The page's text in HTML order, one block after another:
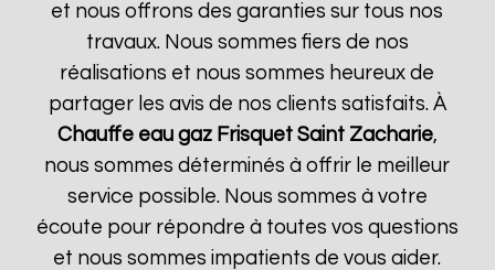
et nous offrons des garanties sur tous nos
travaux. Nous sommes fiers de nos
réalisations et nous sommes heureux de
partager les avis de nos clients satisfaits. À
Chauffe eau gaz Frisquet Saint Zacharie,
nous sommes déterminés à offrir le meilleur
service possible. Nous sommes à votre
écoute pour répondre à toutes vos questions
et nous sommes impatients de vous aider.